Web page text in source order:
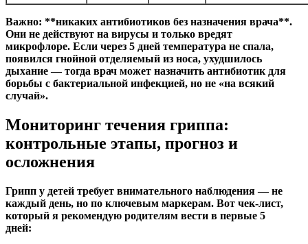
Важно: **никаких антибиотиков без назначения врача**.
Они не действуют на вирусы и только вредят
микрофлоре. Если через 5 дней температура не спала,
появился гнойной отделяемый из носа, ухудшилось
дыхание — тогда врач может назначить антибиотик для
борьбы с бактериальной инфекцией, но не «на всякий
случай».
Мониторинг течения гриппа:
контрольные этапы, прогноз и
осложнения
Грипп у детей требует внимательного наблюдения — не
каждый день, но по ключевым маркерам. Вот чек-лист,
который я рекомендую родителям вести в первые 5
дней: